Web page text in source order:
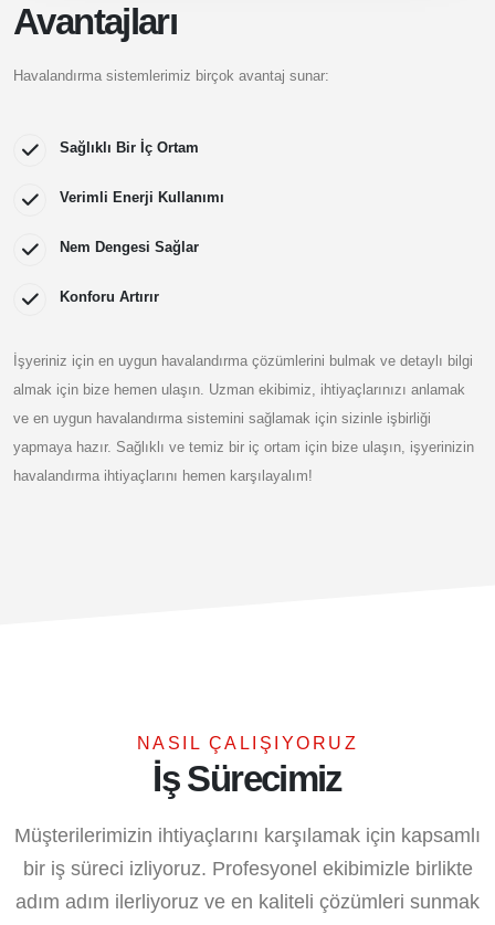
Avantajları
Havalandırma sistemlerimiz birçok avantaj sunar:
Sağlıklı Bir İç Ortam
Verimli Enerji Kullanımı
Nem Dengesi Sağlar
Konforu Artırır
İşyeriniz için en uygun havalandırma çözümlerini bulmak ve detaylı bilgi
almak için bize hemen ulaşın. Uzman ekibimiz, ihtiyaçlarınızı anlamak
ve en uygun havalandırma sistemini sağlamak için sizinle işbirliği
yapmaya hazır. Sağlıklı ve temiz bir iç ortam için bize ulaşın, işyerinizin
havalandırma ihtiyaçlarını hemen karşılayalım!
NASIL ÇALIŞIYORUZ
İş Sürecimiz
Müşterilerimizin ihtiyaçlarını karşılamak için kapsamlı
bir iş süreci izliyoruz. Profesyonel ekibimizle birlikte
adım adım ilerliyoruz ve en kaliteli çözümleri sunmak